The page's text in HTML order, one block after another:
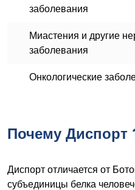
заболевания
Миастения и другие
заболевания
Онкологические
Почему Диспорт
Диспорт отличается от
субъединицы белка